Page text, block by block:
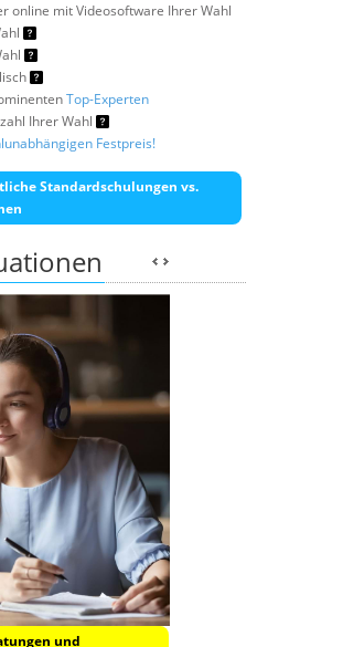
online mit Videosoftware Ihrer Wahl
Top-Experten
Ihrer Wahl
Festpreis!
Standardschulungen vs.
und